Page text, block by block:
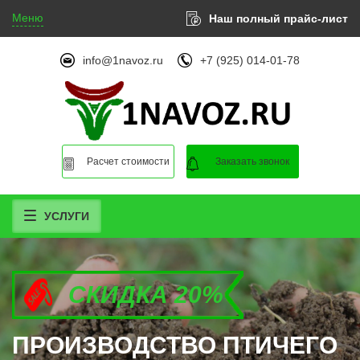
Меню Наш полный прайс-лист
info@1navoz.ru +7 (925) 014-01-78
Расчет стоимости Заказать звонок
УСЛУГИ
СКИДКА 20%
ПРОИЗВОДСТВО ПТИЧЕГО
СКИДКА 20%
ПРОИЗВОДСТВО ПТИЧЕГО
СКИДКА 20%
ПРОИЗВОДСТВО ПТИЧЕГО